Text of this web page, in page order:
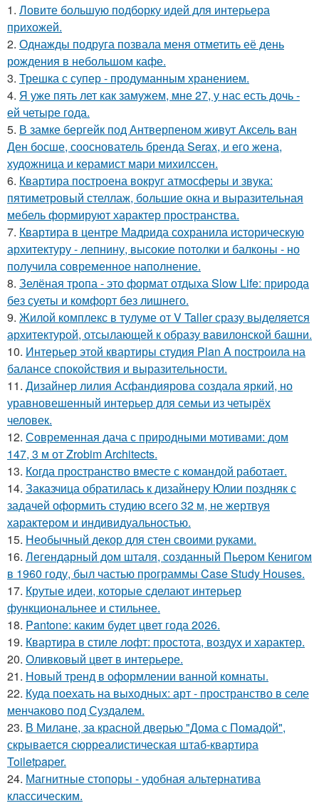
1. Ловите большую подборку идей для интерьера
прихожей.
2. Однажды подруга позвала меня отметить её день
рождения в небольшом кафе.
3. Трешка с супер - продуманным хранением.
4. Я уже пять лет как замужем, мне 27, у нас есть дочь -
ей четыре года.
5. В замке бергейк под Антверпеном живут Аксель ван
Ден босше, сооснователь бренда Serax, и его жена,
художница и керамист мари михилссен.
6. Квартира построена вокруг атмосферы и звука:
пятиметровый стеллаж, большие окна и выразительная
мебель формируют характер пространства.
7. Квартира в центре Мадрида сохранила историческую
архитектуру - лепнину, высокие потолки и балконы - но
получила современное наполнение.
8. Зелёная тропа - это формат отдыха Slow Life: природа
без суеты и комфорт без лишнего.
9. Жилой комплекс в тулуме от V Taller сразу выделяется
архитектурой, отсылающей к образу вавилонской башни.
10. Интерьер этой квартиры студия Plan A построила на
балансе спокойствия и выразительности.
11. Дизайнер лилия Асфандиярова создала яркий, но
уравновешенный интерьер для семьи из четырёх
человек.
12. Современная дача с природными мотивами: дом
147, 3 м от Zrobim Architects.
13. Когда пространство вместе с командой работает.
14. Заказчица обратилась к дизайнеру Юлии поздняк с
задачей оформить студию всего 32 м, не жертвуя
характером и индивидуальностью.
15. Необычный декор для стен своими руками.
16. Легендарный дом шталя, созданный Пьером Кенигом
в 1960 году, был частью программы Case Study Houses.
17. Крутые идеи, которые сделают интерьер
функциональнее и стильнее.
18. Pantone: каким будет цвет года 2026.
19. Квартира в стиле лофт: простота, воздух и характер.
20. Оливковый цвет в интерьере.
21. Новый тренд в оформлении ванной комнаты.
22. Куда поехать на выходных: арт - пространство в селе
менчаково под Суздалем.
23. В Милане, за красной дверью "Дома с Помадой",
скрывается сюрреалистическая штаб-квартира
Toiletpaper.
24. Магнитные стопоры - удобная альтернатива
классическим.